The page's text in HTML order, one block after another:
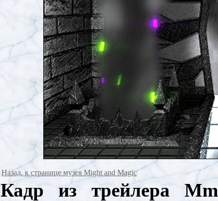
Назад, к странице музея Might and Magic
Кадр из трейлера